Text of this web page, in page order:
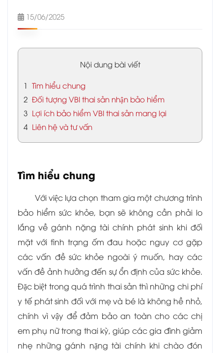
15/06/2025
Nội dung bài viết
1 Tìm hiểu chung
2 Đối tượng VBI thai sản nhận bảo hiểm
3 Lợi ích bảo hiểm VBI thai sản mang lại
4 Liên hệ và tư vấn
Tìm hiểu chung
Với việc lựa chọn tham gia một chương trình
bảo hiểm sức khỏe, bạn sẽ không cần phải lo
lắng về gánh nặng tài chính phát sinh khi đối
mặt với tình trạng ốm đau hoặc nguy cơ gặp
các vấn đề sức khỏe ngoài ý muốn, hay các
vấn đề ảnh hưởng đến sự ổn định của sức khỏe.
Đặc biệt trong quá trình thai sản thì những chi phí
y tế phát sinh đối với mẹ và bé là không hề nhỏ,
chính vì vậy để đảm bảo an toàn cho các chị
em phụ nữ trong thai kỳ, giúp các gia đình giảm
nhẹ những gánh nặng tài chính khi chào đón